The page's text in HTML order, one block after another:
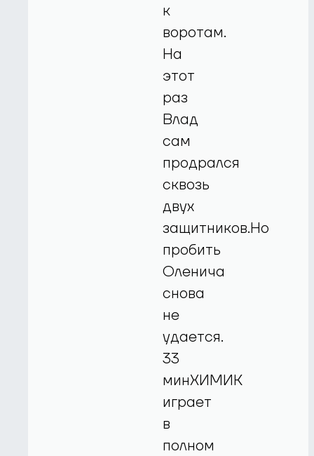
к
воротам.
На
этот
раз
Влад
сам
продрался
сквозь
двух
защитников.Но
пробить
Оленича
снова
не
удается.
33
минХИМИК
играет
в
полном